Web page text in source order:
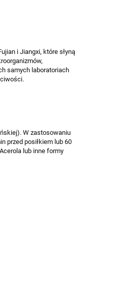
i Jiangxi, które słyną
samych laboratoriach
W zastosowaniu
przed posiłkiem lub 60
lub inne formy